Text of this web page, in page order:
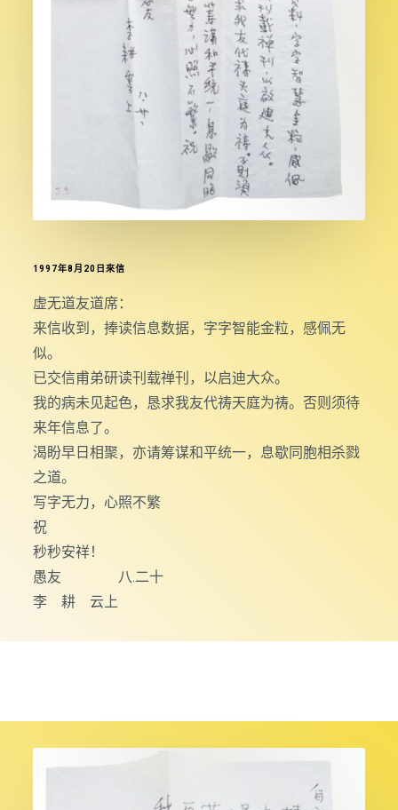
1997年8月20日來信
虚无道友道席：
来信收到，捧读信息数据，字字智能金粒，感佩无
似。
已交信甫弟研读刊载禅刊，以启迪大众。
我的病未见起色，恳求我友代祷天庭为祷。否则须待
来年信息了。
渴盼早日相聚，亦请筹谋和平统一，息歇同胞相杀戮
之道。
写字无力，心照不繁
祝
秒秒安祥！
愚友 八.二十
李 耕 云上